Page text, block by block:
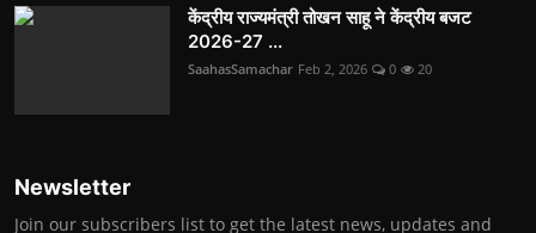
केंद्रीय राज्यमंत्री तोखन साहू ने केंद्रीय बजट
2026-27 ...
SaahasSamachar Feb 2, 2026 0 20
Newsletter
Join our subscribers list to get the latest news, updates and